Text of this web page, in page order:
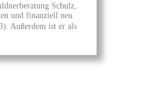
Schulz,
und finanziell neu
Außerdem ist er als